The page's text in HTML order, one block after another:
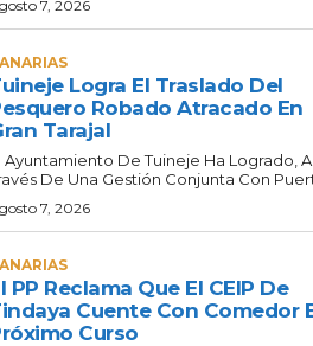
7, 2026
Logra El Traslado Del
Robado Atracado En
Tarajal
Ayuntamiento De Tuineje Ha Logrado, A
De Una Gestión Conjunta Con
7, 2026
PP Reclama Que El CEIP De
Cuente Con Comedor
Curso